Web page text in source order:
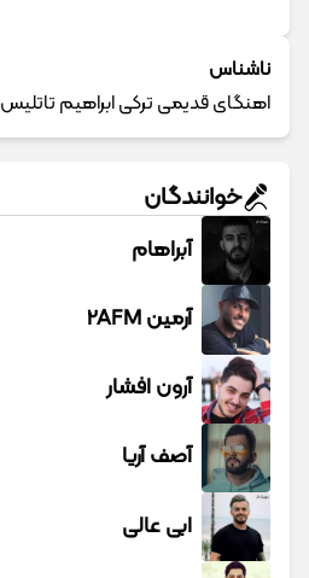
ناشناس
اهنگای قدیمی ترکی ابراهیم تاتلیس
خوانندگان
آبراهام
آرمین 2AFM
آرون افشار
آصف آریا
ابی عالی